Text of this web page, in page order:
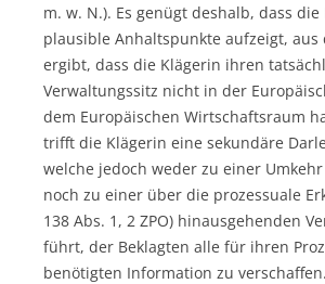
m. w. N.). Es genügt deshalb, dass die
plausible Anhaltspunkte aufzeigt, aus
ergibt, dass die Klägerin ihren
Verwaltungssitz nicht in der
dem Europäischen Wirtschaftsraum
trifft die Klägerin eine sekundäre
welche jedoch weder zu einer
noch zu einer über die prozessuale
138 Abs. 1, 2 ZPO) hinausgehenden
führt, der Beklagten alle für ihren
benötigten Information zu